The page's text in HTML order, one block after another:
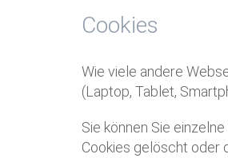
Cookies
Wie viele andere
(Laptop, Tablet,
Sie können Sie
Cookies gelöscht oder